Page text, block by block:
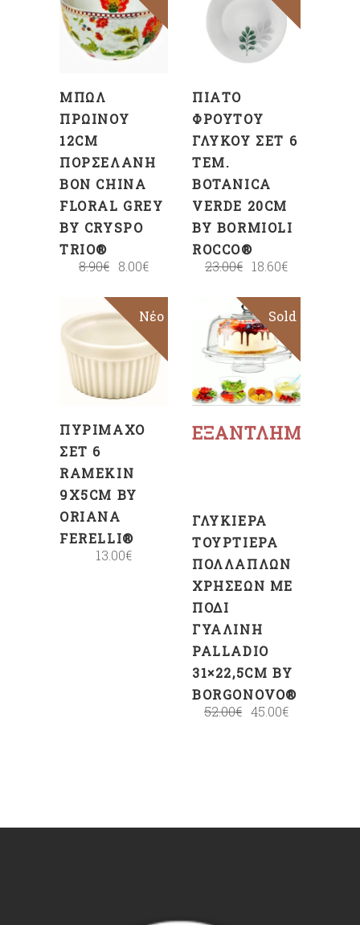
ΣΤΟ
ΚΑΛΆΘΙ
ΜΠΩΛ
ΠΡΩΙΝΟΎ
12CM
ΠΟΡΣΕΛΆΝΗ
BON CHINA
FLORAL GREY
BY CRYSPO
TRIO®
8.90€ 8.00€
ΚΑΛΆΘΙ
ΠΙΆΤΟ
ΦΡΟΎΤΟΥ
ΓΛΥΚΟΎ ΣΕΤ 6
ΤΕΜ.
BOTANICA
VERDE 20CM
BY BORMIOLI
ROCCO®
23.00€ 18.60€
Νέο
ΠΡΟΣΘΉΚΗ
ΣΤΟ
ΚΑΛΆΘΙ
ΠΥΡΊΜΑΧΟ
ΣΕΤ 6
RAMEKIN
9X5CM BY
ORIANA
FERELLI®
13.00€
Sale
ΕΞΑΝΤΛΗΜΈΝΟ
Sold
Διαβάστε
περισσότερα
ΓΛΥΚΙΈΡΑ
ΤΟΥΡΤΙΈΡΑ
ΠΟΛΛΑΠΛΏΝ
ΧΡΉΣΕΩΝ ΜΕ
ΠΌΔΙ
ΓΥΆΛΙΝΗ
PALLADIO
31×22,5CM BY
BORGONOVO®
52.00€ 45.00€